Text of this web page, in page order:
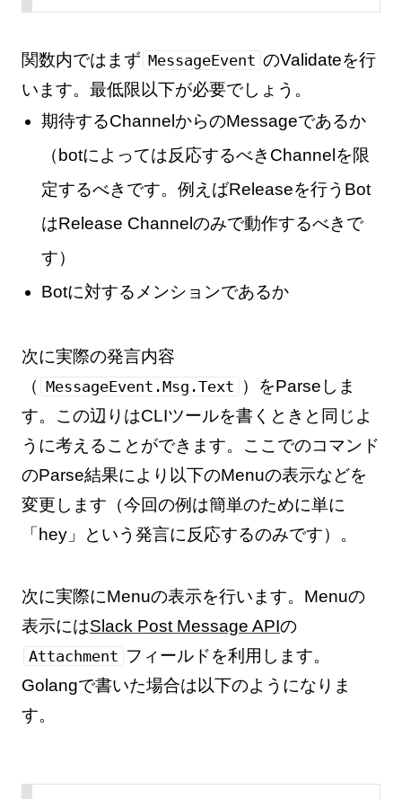
関数内ではまず MessageEvent のValidateを行
います。最低限以下が必要でしょう。
期待するChannelからのMessageであるか
（botによっては反応するべきChannelを限
定するべきです。例えばReleaseを行うBot
はRelease Channelのみで動作するべきで
す）
Botに対するメンションであるか
次に実際の発言内容
（ MessageEvent.Msg.Text ）をParseしま
す。この辺りはCLIツールを書くときと同じよ
うに考えることができます。ここでのコマンド
のParse結果により以下のMenuの表示などを
変更します（今回の例は簡単のために単に
「hey」という発言に反応するのみです）。
次に実際にMenuの表示を行います。Menuの
表示にはSlack Post Message APIの
Attachment フィールドを利用します。
Golangで書いた場合は以下のようになりま
す。